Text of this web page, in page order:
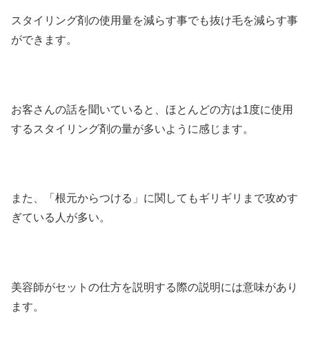
スタイリング剤の使用量を減らす事でも抜け毛を減らす事
ができます。
お客さんの話を聞いていると、ほとんどの方は1度に使用
するスタイリング剤の量が多いように感じます。
また、「根元からつける」に関してもギリギリまで攻めす
ぎている人が多い。
美容師がセットの仕方を説明する際の説明には意味があり
ます。